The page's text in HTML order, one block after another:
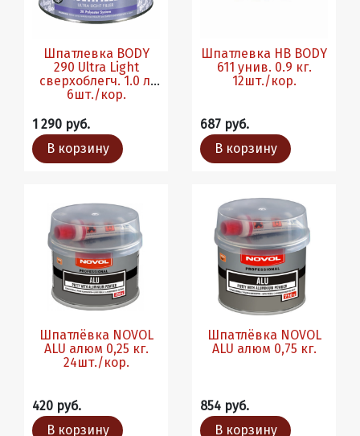
Шпатлевка BODY
290 Ultra Light
сверхоблегч. 1.0 л.
6шт./кор.
1 290 руб.
В корзину
Шпатлевка HB BODY
611 унив. 0.9 кг.
12шт./кор.
687 руб.
В корзину
Шпатлёвка NOVOL
ALU алюм 0,25 кг.
24шт./кор.
420 руб.
В корзину
Шпатлёвка NOVOL
ALU алюм 0,75 кг.
854 руб.
В корзину